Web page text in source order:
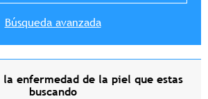
Búsqueda avanzada
la enfermedad de la piel que estas
buscando